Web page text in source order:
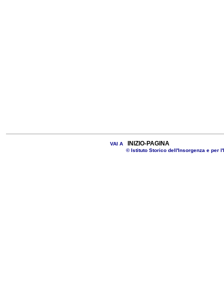
VAI A INIZIO-PAGINA
© Istituto Storico dell'Insorgenza e per